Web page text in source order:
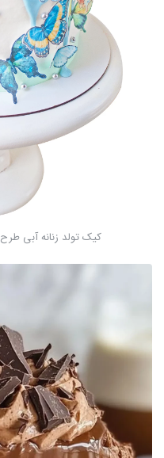
کیک تولد زنانه آبی